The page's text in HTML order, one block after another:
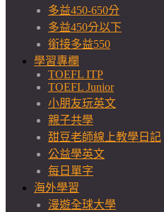
多益450-650分
多益450分以下
銜接多益550
學習專欄
TOEFL ITP
TOEFL Junior
小朋友玩英文
親子共學
甜豆老師線上教學日記
公益學英文
每日單字
海外學習
漫遊全球大學